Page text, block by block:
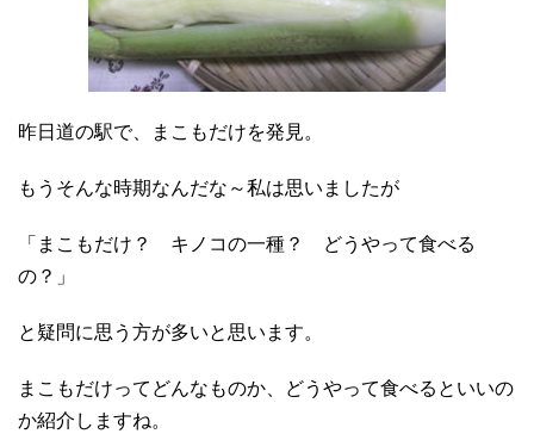
昨日道の駅で、まこもだけを発見。
もうそんな時期なんだな～私は思いましたが
「まこもだけ？ キノコの一種？ どうやって食べる
の？」
と疑問に思う方が多いと思います。
まこもだけってどんなものか、どうやって食べるといいの
か紹介しますね。